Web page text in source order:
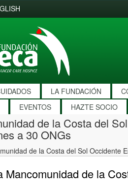
LA FUNDACIÓN
EVENTOS HAZTE SOCIO
de la Costa del
a 30 ONGs
de la Costa del Sol Occidente
Mancomunidad de la